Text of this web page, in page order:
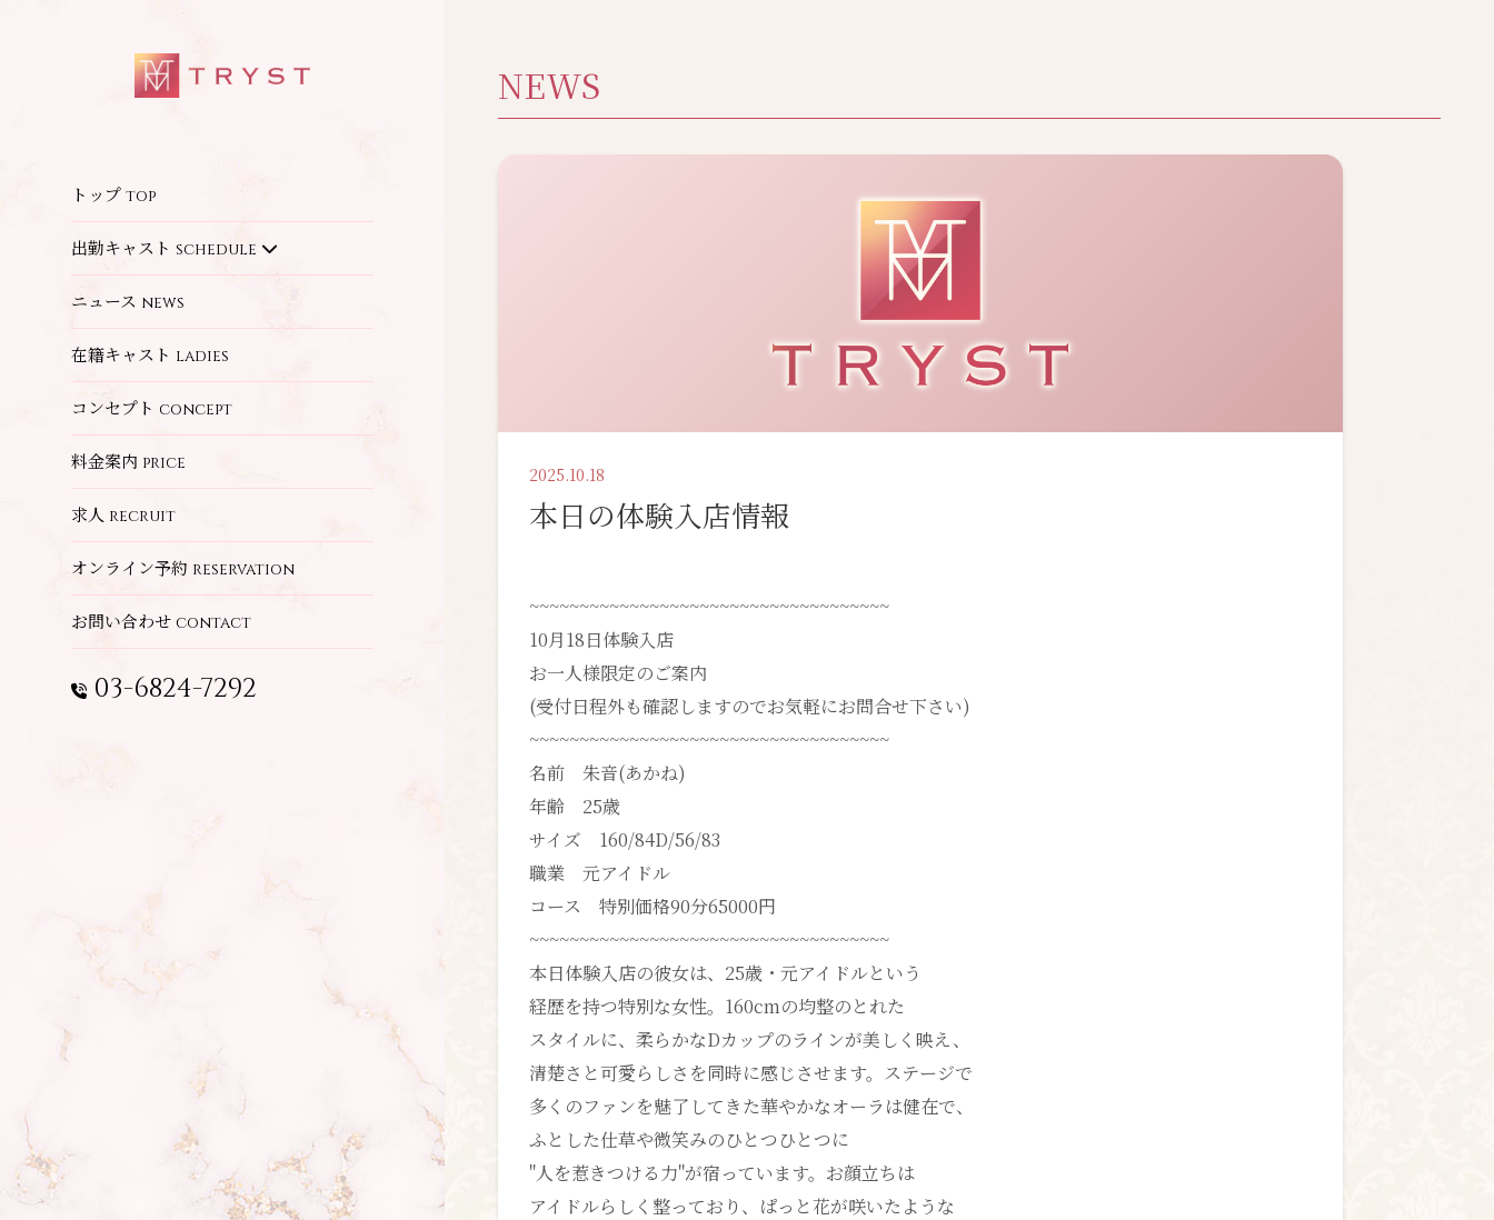
トップ top
出勤キャスト schedule
ニュース news
在籍キャスト ladies
コンセプト concept
料金案内 price
求人 recruit
オンライン予約 reservation
お問い合わせ contact
03-6824-7292
NEWS
2025.10.18
本日の体験入店情報
~~~~~~~~~~~~~~~~~~~~~~~~~~~~~~~~~~~~
10月18日体験入店
お一人様限定のご案内
(受付日程外も確認しますのでお気軽にお問合せ下さい)
~~~~~~~~~~~~~~~~~~~~~~~~~~~~~~~~~~~~
名前 朱音(あかね)
年齢 25歳
サイズ 160/84D/56/83
職業 元アイドル
コース 特別価格90分65000円
~~~~~~~~~~~~~~~~~~~~~~~~~~~~~~~~~~~~
本日体験入店の彼女は、25歳・元アイドルという
経歴を持つ特別な女性。160cmの均整のとれた
スタイルに、柔らかなDカップのラインが美しく映え、
清楚さと可愛らしさを同時に感じさせます。ステージで
多くのファンを魅了してきた華やかなオーラは健在で、
ふとした仕草や微笑みのひとつひとつに
"人を惹きつける力"が宿っています。お顔立ちは
アイドルらしく整っており、ぱっと花が咲いたような